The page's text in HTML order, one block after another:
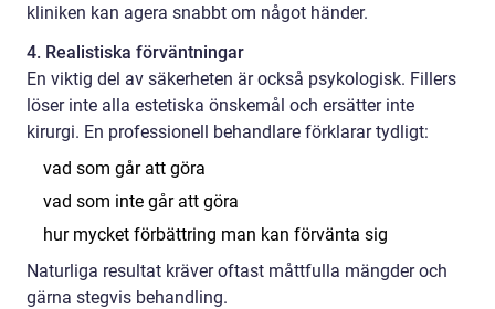
kliniken kan agera snabbt om något händer.
4. Realistiska förväntningar
En viktig del av säkerheten är också psykologisk. Fillers
löser inte alla estetiska önskemål och ersätter inte
kirurgi. En professionell behandlare förklarar tydligt:
vad som går att göra
vad som inte går att göra
hur mycket förbättring man kan förvänta sig
Naturliga resultat kräver oftast måttfulla mängder och
gärna stegvis behandling.